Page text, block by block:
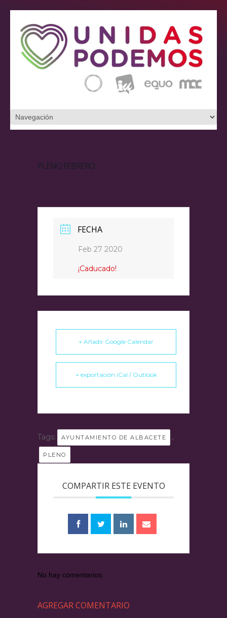
PLENO FEBRERO
FECHA
Feb 27 2020
¡Caducado!
+ Añadir Google Calendar
+ exportación iCal / Outlook
Tags: AYUNTAMIENTO DE ALBACETE ,
PLENO
COMPARTIR ESTE EVENTO
No hay comentarios.
AGREGAR COMENTARIO